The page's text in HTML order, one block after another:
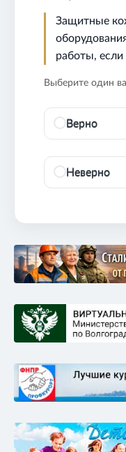
Защитные
работы,
Выберите один
Верно
Неверно